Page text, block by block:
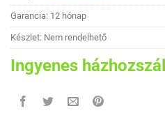
Garancia: 12 hónap
Készlet: Nem rendelhető
Ingyenes